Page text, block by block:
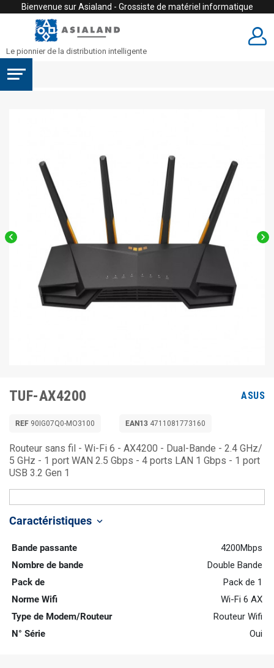
Bienvenue sur Asialand - Grossiste de matériel informatique
Le pionnier de la distribution intelligente
 
TUF-AX4200 ASUS
REF 90IG07Q0-MO3100 EAN13 4711081773160
Routeur sans fil - Wi-Fi 6 - AX4200 - Dual-Bande - 2.4 GHz/
5 GHz - 1 port WAN 2.5 Gbps - 4 ports LAN 1 Gbps - 1 port
USB 3.2 Gen 1
Caractéristiques keyboard_arrow_down
Bande passante
4200Mbps
Nombre de bande
Double Bande
Pack de
Pack de 1
Norme Wifi
Wi-Fi 6 AX
Type de Modem/Routeur
Routeur Wifi
N° Série
Oui